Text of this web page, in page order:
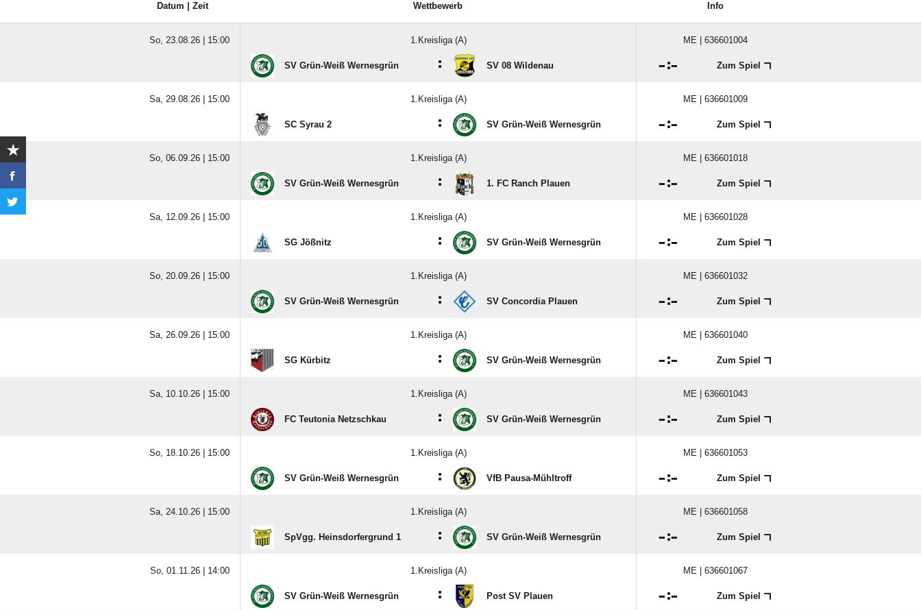
Datum | Zeit Wettbewerb Info
So, 23.08.26 | 15:00 1.Kreisliga (A) ME | 636601004
SV Grün-Weiß Wernesgrün : SV 08 Wildenau : Zum Spiel
Sa, 29.08.26 | 15:00 1.Kreisliga (A) ME | 636601009
SC Syrau 2 : SV Grün-Weiß Wernesgrün : Zum Spiel
So, 06.09.26 | 15:00 1.Kreisliga (A) ME | 636601018
SV Grün-Weiß Wernesgrün : 1. FC Ranch Plauen : Zum Spiel
Sa, 12.09.26 | 15:00 1.Kreisliga (A) ME | 636601028
SG Jößnitz : SV Grün-Weiß Wernesgrün : Zum Spiel
So, 20.09.26 | 15:00 1.Kreisliga (A) ME | 636601032
SV Grün-Weiß Wernesgrün : SV Concordia Plauen : Zum Spiel
Sa, 26.09.26 | 15:00 1.Kreisliga (A) ME | 636601040
SG Kürbitz : SV Grün-Weiß Wernesgrün : Zum Spiel
Sa, 10.10.26 | 15:00 1.Kreisliga (A) ME | 636601043
FC Teutonia Netzschkau : SV Grün-Weiß Wernesgrün : Zum Spiel
So, 18.10.26 | 15:00 1.Kreisliga (A) ME | 636601053
SV Grün-Weiß Wernesgrün : VfB Pausa-Mühltroff : Zum Spiel
Sa, 24.10.26 | 15:00 1.Kreisliga (A) ME | 636601058
SpVgg. Heinsdorfergrund 1 : SV Grün-Weiß Wernesgrün : Zum Spiel
So, 01.11.26 | 14:00 1.Kreisliga (A) ME | 636601067
SV Grün-Weiß Wernesgrün : Post SV Plauen : Zum Spiel